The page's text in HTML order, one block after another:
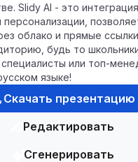
Slidy AI - это
облако и прямые
будь то
или топ-
языке!
Скачать презентацию
Редактировать
Сгенерировать